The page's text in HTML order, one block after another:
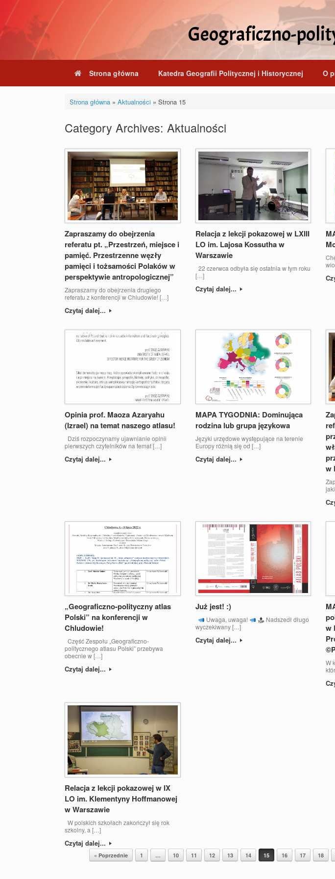
content
Geograficzno-
Strona główna Katedra Geografii Politycznej i Historycznej O
Strona główna» Aktualności» Strona 15
Category Archives: Aktualności
Zapraszamy do obejrzenia
referatu pt. „Przestrzeń, miejsce i
pamięć. Przestrzenne węzły
pamięci i tożsamości Polaków w
perspektywie antropologicznej”
Zapraszamy do obejrzenia drugiego
referatu z konferencji w Chludowie! […]
Czytaj dalej...
Relacja z lekcji pokazowej w LXIII
LO im. Lajosa Kossutha w
Warszawie
22 czerwca odbyła się ostatnia w tym roku
[…]
Czytaj dalej...
Opinia prof. Maoza Azaryahu
(Izrael) na temat naszego atlasu!
Dziś rozpoczynamy ujawnianie opinii
pierwszych czytelników na temat […]
Czytaj dalej...
MAPA TYGODNIA: Dominująca
rodzina lub grupa językowa
Języki urzędowe występujące na terenie
Europy różnią się od […]
Czytaj dalej...
w
„Geograficzno-polityczny atlas
Polski” na konferencji w
Chludowie!
Część Zespołu „Geograficzno-
politycznego atlasu Polski” przebywa
obecnie w […]
Czytaj dalej...
Już jest! :)
Uwaga, uwaga!
Nadszedł długo
wyczekiwany […]
Czytaj dalej...
w
W
Relacja z lekcji pokazowej w IX
LO im. Klementyny Hoffmanowej
w Warszawie
W polskich szkołach zakończył się rok
szkolny, a […]
Czytaj dalej...
Post navigation« Poprzednie 1 … 10 11 12 13 14 15 16 17 18